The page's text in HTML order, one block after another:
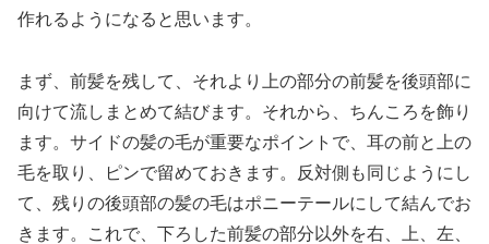
作れるようになると思います。
まず、前髪を残して、それより上の部分の前髪を後頭部に
向けて流しまとめて結びます。それから、ちんころを飾り
ます。サイドの髪の毛が重要なポイントで、耳の前と上の
毛を取り、ピンで留めておきます。反対側も同じようにし
て、残りの後頭部の髪の毛はポニーテールにして結んでお
きます。これで、下ろした前髪の部分以外を右、上、左、